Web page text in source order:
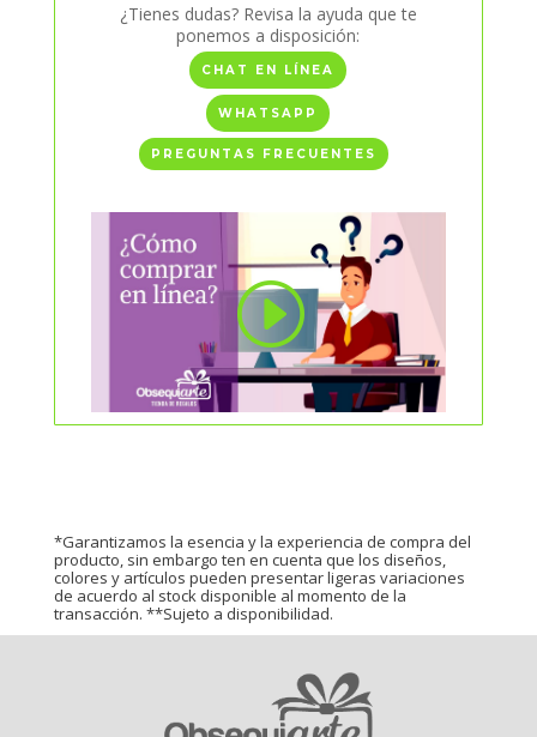
¿Tienes dudas? Revisa la ayuda que te
ponemos a disposición:
CHAT EN LÍNEA
WHATSAPP
PREGUNTAS FRECUENTES
*Garantizamos la esencia y la experiencia de compra del
producto, sin embargo ten en cuenta que los diseños,
colores y artículos pueden presentar ligeras variaciones
de acuerdo al stock disponible al momento de la
transacción. **Sujeto a disponibilidad.